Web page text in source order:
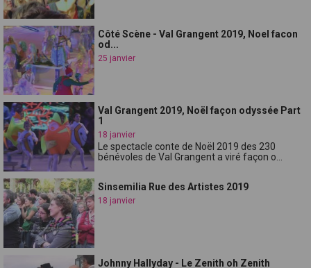
Côté Scène - Val Grangent 2019, Noel facon
od...
25 janvier
Val Grangent 2019, Noël façon odyssée Part
1
18 janvier
Le spectacle conte de Noël 2019 des 230
bénévoles de Val Grangent a viré façon o...
Sinsemilia Rue des Artistes 2019
18 janvier
Johnny Hallyday - Le Zenith oh Zenith